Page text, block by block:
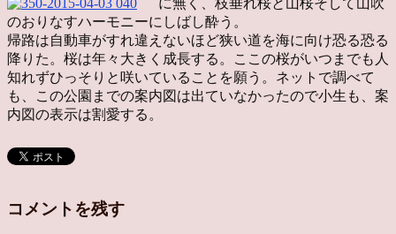
のおりなすハーモニーにしばし酔う。
帰路は自動車がすれ違えないほど狭い道を海に向け恐る恐る
降りた。桜は年々大きく成長する。ここの桜がいつまでも人
知れずひっそりと咲いていることを願う。ネットで調べて
も、この公園までの案内図は出ていなかったので小生も、案
内図の表示は割愛する。
コメントを残す